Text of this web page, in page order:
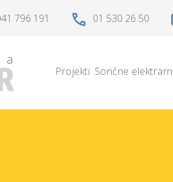
796 191 01 530 26 50
Projekti Sončne